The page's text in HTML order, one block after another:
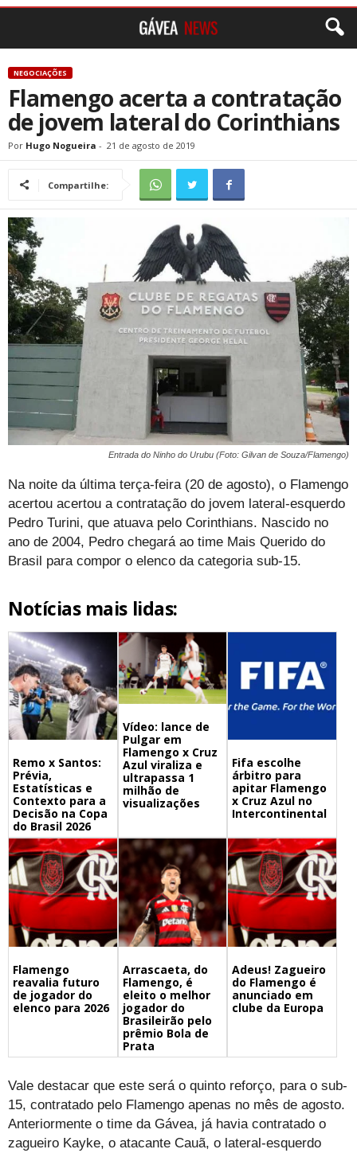
NEGOCIAÇÕES
Flamengo acerta a contratação
de jovem lateral do Corinthians
Por Hugo Nogueira - 21 de agosto de 2019
Compartilhe:
Entrada do Ninho do Urubu (Foto: Gilvan de Souza/Flamengo)
Na noite da última terça-feira (20 de agosto), o Flamengo
acertou acertou a contratação do jovem lateral-esquerdo
Pedro Turini, que atuava pelo Corinthians. Nascido no
ano de 2004, Pedro chegará ao time Mais Querido do
Brasil para compor o elenco da categoria sub-15.
Notícias mais lidas:
Remo x Santos:
Prévia,
Estatísticas e
Contexto para a
Decisão na Copa
do Brasil 2026
Vídeo: lance de
Pulgar em
Flamengo x Cruz
Azul viraliza e
ultrapassa 1
milhão de
visualizações
Fifa escolhe
árbitro para
apitar Flamengo
x Cruz Azul no
Intercontinental
Flamengo
reavalia futuro
de jogador do
elenco para 2026
Arrascaeta, do
Flamengo, é
eleito o melhor
jogador do
Brasileirão pelo
prêmio Bola de
Prata
Adeus! Zagueiro
do Flamengo é
anunciado em
clube da Europa
Vale destacar que este será o quinto reforço, para o sub-
15, contratado pelo Flamengo apenas no mês de agosto.
Anteriormente o time da Gávea, já havia contratado o
zagueiro Kayke, o atacante Cauã, o lateral-esquerdo